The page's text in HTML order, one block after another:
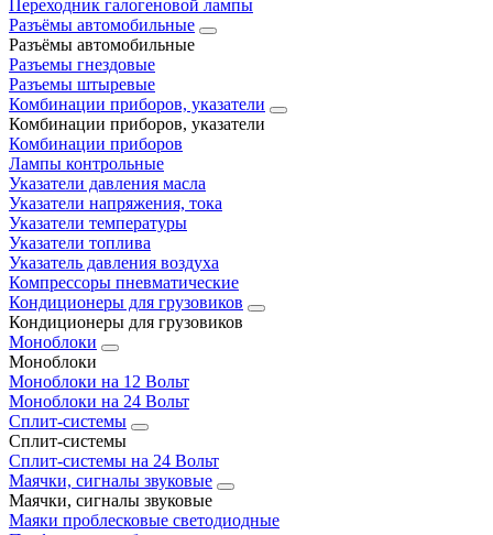
Переходник галогеновой лампы
Разъёмы автомобильные
Разъёмы автомобильные
Разъемы гнездовые
Разъемы штыревые
Комбинации приборов, указатели
Комбинации приборов, указатели
Комбинации приборов
Лампы контрольные
Указатели давления масла
Указатели напряжения, тока
Указатели температуры
Указатели топлива
Указатель давления воздуха
Компрессоры пневматические
Кондиционеры для грузовиков
Кондиционеры для грузовиков
Моноблоки
Моноблоки
Моноблоки на 12 Вольт
Моноблоки на 24 Вольт
Сплит-системы
Сплит-системы
Сплит‑системы на 24 Вольт
Маячки, сигналы звуковые
Маячки, сигналы звуковые
Маяки проблесковые светодиодные